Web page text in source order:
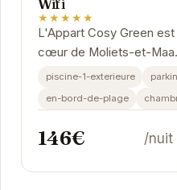
Wifi
★★★★★
L'Appart Cosy Green
cœur de Moliets-et-
proximité avec l'océan
piscine-1-exterieure
en-bord-de-plage
146€ /nuit